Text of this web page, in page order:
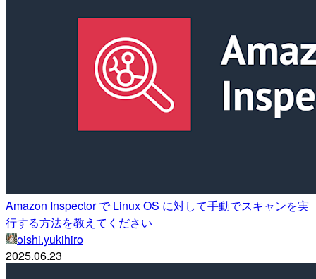
Amazon Inspector で Linux OS に対して手動でスキャンを実
行する方法を教えてください
oishi.yukihiro
2025.06.23